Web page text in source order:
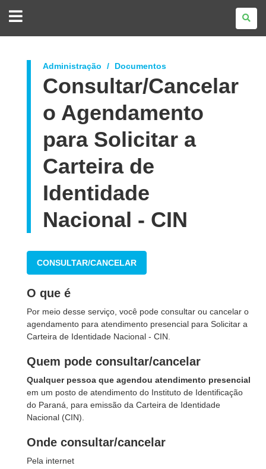
DO
Administração Documentos
Consultar/Cancelar
o Agendamento
para Solicitar a
Carteira de
Identidade
Nacional - CIN
CONSULTAR/CANCELAR
O que é
Por meio desse serviço, você pode consultar ou cancelar o
agendamento para atendimento presencial para Solicitar a
Carteira de Identidade Nacional - CIN.
Quem pode consultar/cancelar
Qualquer pessoa que agendou atendimento presencial
em um posto de atendimento do Instituto de Identificação
do Paraná, para emissão da Carteira de Identidade
Nacional (CIN).
Onde consultar/cancelar
Pela internet